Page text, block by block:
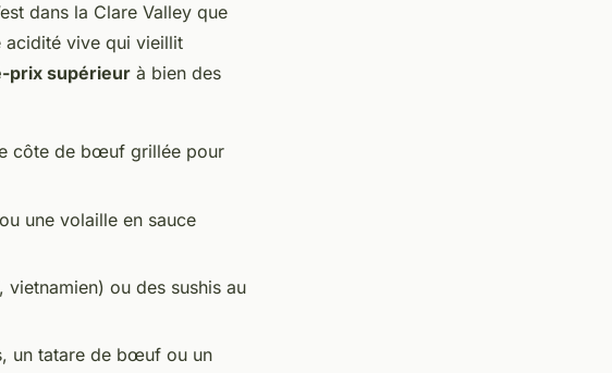
dans la Clare Valley que
acidité vive qui vieillit
prix supérieur à bien des
côte de bœuf grillée pour
une volaille en sauce
ou des sushis au
un tatare de bœuf ou un